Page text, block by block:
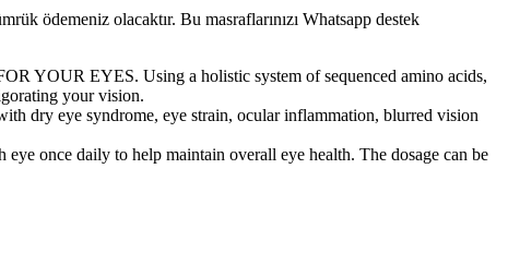
ödemeniz olacaktır. Bu masraflarınızı Whatsapp destek
EYES. Using a holistic system of sequenced amino acids,
your vision.
dry eye syndrome, eye strain, ocular inflammation, blurred vision
once daily to help maintain overall eye health. The dosage can be